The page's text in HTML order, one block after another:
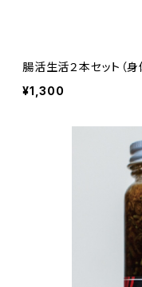
腸活生活２本セット（
¥1,300